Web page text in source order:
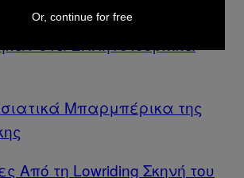
και η Farzana
στα Ελληνοτουρκικά
Μπαρμπέρικα της
Από τη Lowriding Σκηνή του
Or, continue for free